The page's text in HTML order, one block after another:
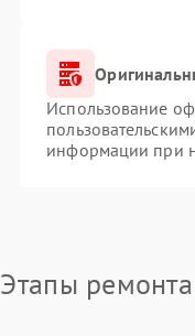
Использование
информации при
Этапы